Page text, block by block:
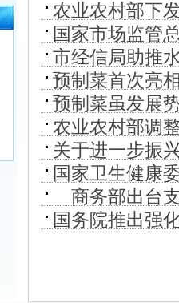
农业农村部下
的通知》
国家市场监管
市经信局助推
发展之路
预制菜首次亮
预制菜虽发展
农业农村部调
关于进一步振
国家卫生健康
商务部出台
国务院推出强